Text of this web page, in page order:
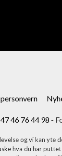
46 76 44 98 -
og vi kan yte
hva du har